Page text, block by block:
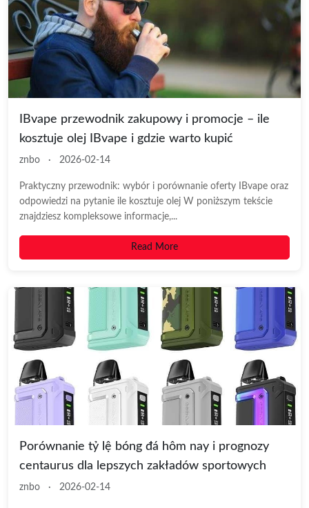
IBvape przewodnik zakupowy i promocje – ile
kosztuje olej IBvape i gdzie warto kupić
znbo · 2026-02-14
Praktyczny przewodnik: wybór i porównanie oferty IBvape oraz
odpowiedzi na pytanie ile kosztuje olej W poniższym tekście
znajdziesz kompleksowe informacje,...
Read More
Porównanie tỷ lệ bóng đá hôm nay i prognozy
centaurus dla lepszych zakładów sportowych
znbo · 2026-02-14